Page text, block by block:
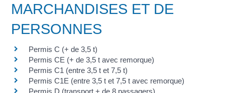
MARCHANDISES ET DE
PERSONNES
Permis C (+ de 3,5 t)
Permis CE (+ de 3,5 t avec remorque)
Permis C1 (entre 3,5 t et 7,5 t)
Permis C1E (entre 3,5 t et 7,5 t avec remorque)
Permis D (transport + de 8 passagers)